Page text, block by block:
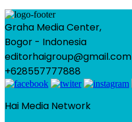
Graha Media Center,
Bogor - Indonesia
editorhaigroup@gmail.com
+628557777888
Hai Media Network